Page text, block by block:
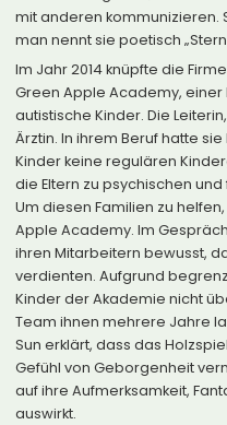
mit anderen kommunizieren.
man nennt sie poetisch
Im Jahr 2014 knüpfte die
Green Apple Academy,
autistische Kinder. Die
Ärztin. In ihrem Beruf hatte
Kinder keine regulären
die Eltern zu psychischen
Um diesen Familien zu
Apple Academy. Im
ihren Mitarbeitern bewusst,
verdienten. Aufgrund
Kinder der Akademie nicht
Team ihnen mehrere Jahre
Sun erklärt, dass das
Gefühl von Geborgenheit
auf ihre Aufmerksamkeit,
auswirkt.